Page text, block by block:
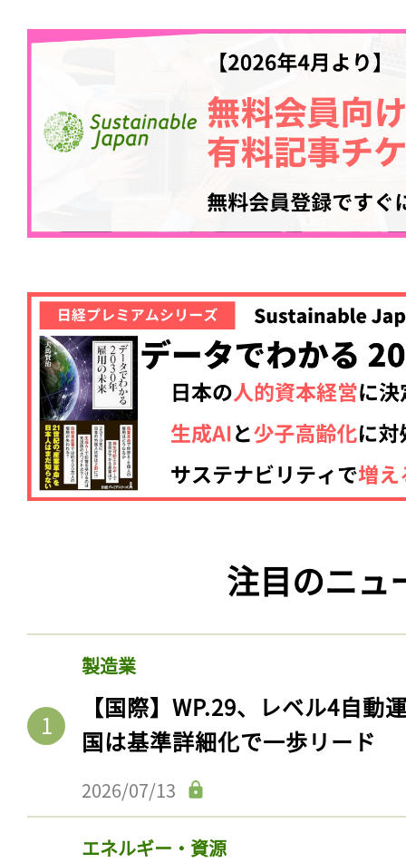
注目のニュ
製造業
【国際】WP.29、レベル4自動
国は基準詳細化で一歩リード
2026/07/13
エネルギー・資源